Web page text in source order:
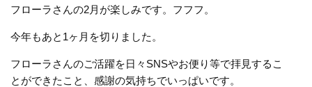
フローラさんの2月が楽しみです。フフフ。
今年もあと1ヶ月を切りました。
フローラさんのご活躍を日々SNSやお便り等で拝見するこ
とができたこと、感謝の気持ちでいっぱいです。